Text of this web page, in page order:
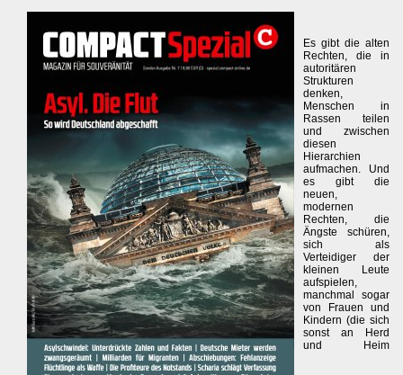
Es gibt die alten
Rechten, die in
autoritären
Strukturen
denken,
Menschen in
Rassen teilen
und zwischen
diesen
Hierarchien
aufmachen. Und
es gibt die
neuen,
modernen
Rechten, die
Ängste schüren,
sich als
Verteidiger der
kleinen Leute
aufspielen,
manchmal sogar
von Frauen und
Kindern (die sich
sonst an Herd
und Heim